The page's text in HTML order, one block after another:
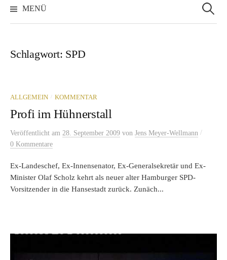
MENÜ
nach:
Schlagwort: SPD
ALLGEMEIN / KOMMENTAR
Profi im Hühnerstall
Veröffentlicht am 28. September 2009 von Jens Meyer-Wellmann /
0 Kommentare
Ex-Landeschef, Ex-Innensenator, Ex-Generalsekretär und Ex-
Minister Olaf Scholz kehrt als neuer alter Hamburger SPD-
Vorsitzender in die Hansestadt zurück. Zunäch...